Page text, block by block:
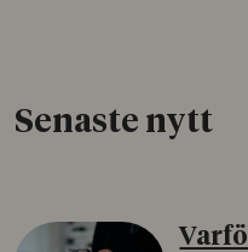
Senaste nytt